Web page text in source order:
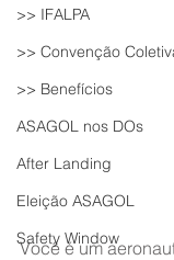
>> IFALPA
>> Convenção
>> Benefícios
ASAGOL nos DOs
After Landing
Eleição ASAGOL
Safety Window
Você é um